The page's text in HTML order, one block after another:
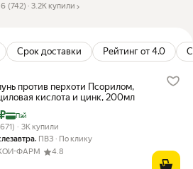
(742) · 3.2K купили
Срок доставки Рейтинг от 4.0
против перхоти Псорилом,
кислота и цинк, 200мл
картой Яндекс Пэй 712 ₽ вместо
Пэй
товара: 4.6 из 5
(671) · 3K купили
· 3K купили
, ПВЗ
По клику
ФАРМ
4.8